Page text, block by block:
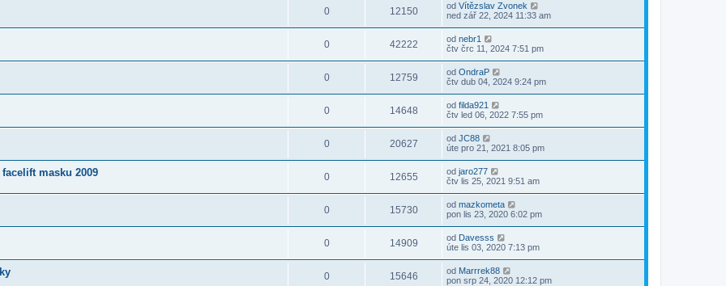
0 12150 od Vítězslav Zvonek
ned zář 22, 2024 11:33 am
0 42222 od nebr1
čtv črc 11, 2024 7:51 pm
0 12759 od OndraP
čtv dub 04, 2024 9:24 pm
0 14648 od filda921
čtv led 06, 2022 7:55 pm
0 20627 od JC88
úte pro 21, 2021 8:05 pm
masku 2009 0 12655 od jaro277
čtv lis 25, 2021 9:51 am
0 15730 od mazkometa
pon lis 23, 2020 6:02 pm
0 14909 od Davesss
úte lis 03, 2020 7:13 pm
0 15646 od Marrrek88
pon srp 24, 2020 12:12 pm